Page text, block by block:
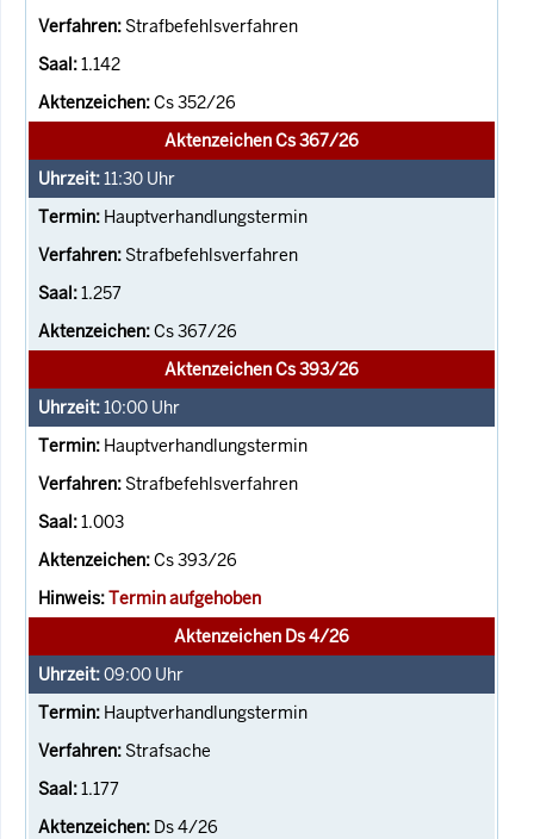
Strafbefehlsverfahren
1.142
Cs 352/26
Aktenzeichen Cs 367/26
11:30 Uhr
Hauptverhandlungstermin
Strafbefehlsverfahren
1.257
Cs 367/26
Aktenzeichen Cs 393/26
10:00 Uhr
Hauptverhandlungstermin
Strafbefehlsverfahren
1.003
Cs 393/26
Termin aufgehoben
Aktenzeichen Ds 4/26
09:00 Uhr
Hauptverhandlungstermin
Strafsache
1.177
Ds 4/26